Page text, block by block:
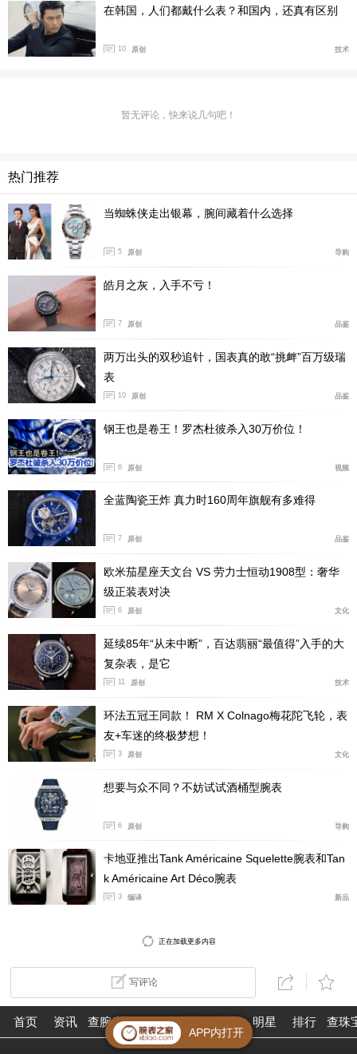
经典融合陀飞轮Berluti Scritto王金腕表和经典融合陀
飞轮Scritto全黑腕表的发布仪式于巴黎Hôtel d’Evreux酒
店盛大举行。两款全新腕表各限量发行20枚，表壳直径45
毫米，分别应用王金和抛光黑色陶瓷材质，搭载手动上弦
镂空机芯，皮革表盘装饰Berluti标志性Scritto图案，透过
6点钟位置的视窗，可欣赏陀飞轮的精妙运作。
新款腕表带有正宗Berluti Patina Venezia皮革（黑色
橡胶衬里）表带，并搭配定制Berluti表盒及皮革保养用
在韩国，人们都戴什么表？和国内，还真有区别
10 原创 技术
暂无评论，快来说几句吧！
热门推荐
当蜘蛛侠走出银幕，腕间藏着什么选择
5 原创 导购
皓月之灰，入手不亏！
7 原创 品鉴
两万出头的双秒追针，国表真的敢“挑衅”百万级瑞
表
10 原创 品鉴
钢王也是卷王！罗杰杜彼杀入30万价位！
6 原创 视频
全蓝陶瓷王炸 真力时160周年旗舰有多难得
7 原创 品鉴
欧米茄星座天文台 VS 劳力士恒动1908型：奢华
级正装表对决
6 原创 文化
延续85年“从未中断”，百达翡丽“最值得”入手的大
复杂表，是它
11 原创 技术
环法五冠王同款！ RM X Colnago梅花陀飞轮，表
友+车迷的终极梦想！
3 原创 文化
想要与众不同？不妨试试酒桶型腕表
6 原创 导购
卡地亚推出Tank Américaine Squelette腕表和Tan
k Américaine Art Déco腕表
3 编译 新品
正在加载更多内容
写评论
首页 资讯 查腕表 论坛 作业 明星 排行 查珠
APP内打开